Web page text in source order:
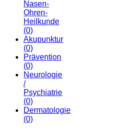
Nasen-
Ohren-
Heilkunde
(0)
Akupunktur
(0)
Prävention
(0)
Neurologie
/
Psychiatrie
(0)
Dermatologie
(0)